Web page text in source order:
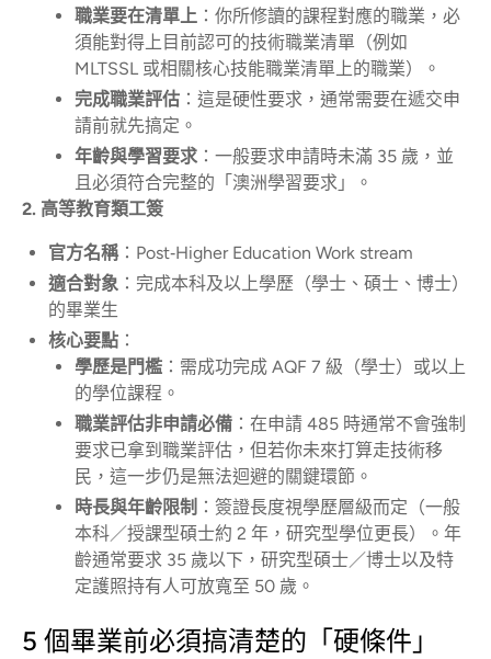
職業要在清單上 ：你所修讀的課程對應的職業，必
須能對得上目前認可的技術職業清單（例如
MLTSSL 或相關核心技能職業清單上的職業）。
完成職業評估 ：這是硬性要求，通常需要在遞交申
請前就先搞定。
年齡與學習要求 ：一般要求申請時未滿 35 歲，並
且必須符合完整的「澳洲學習要求」。
2. 高等教育類工簽
官方名稱：Post‑Higher Education Work stream
適合對象 ：完成本科及以上學歷（學士、碩士、博士）
的畢業生
核心要點 ：
學歷是門檻 ：需成功完成 AQF 7 級（學士）或以上
的學位課程。
職業評估非申請必備 ：在申請 485 時通常不會強制
要求已拿到職業評估，但若你未來打算走技術移
民，這一步仍是無法迴避的關鍵環節。
時長與年齡限制 ：簽證長度視學歷層級而定（一般
本科／授課型碩士約 2 年，研究型學位更長）。年
齡通常要求 35 歲以下，研究型碩士／博士以及特
定護照持有人可放寬至 50 歲。
5 個畢業前必須搞清楚的「硬條件」